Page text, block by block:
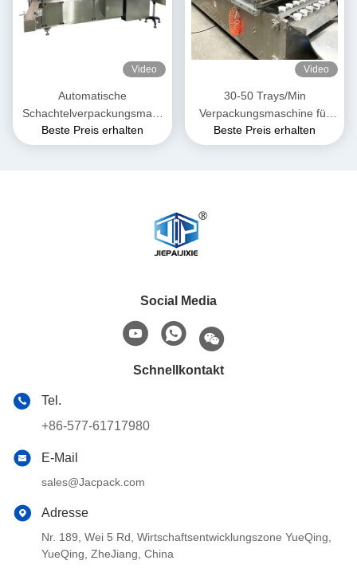
Video
Automatische
Schachtelverpackungsmasc
hine PLC-gesteuerte
Lebensmittelschachtelverpac
Beste Preis erhalten
Video
30-50 Trays/Min
Verpackungsmaschine für
Tierfutter
Beste Preis erhalten
Social Media
Schnellkontakt
Tel.
+86-577-61717980
E-Mail
sales@Jacpack.com
Adresse
Nr. 189, Wei 5 Rd, Wirtschaftsentwicklungszone YueQing,
YueQing, ZheJiang, China